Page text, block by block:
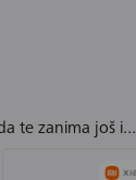
te zanima još i...